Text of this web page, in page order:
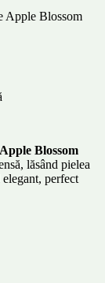
Apple Blossom
Blossom
lăsând pielea
perfect